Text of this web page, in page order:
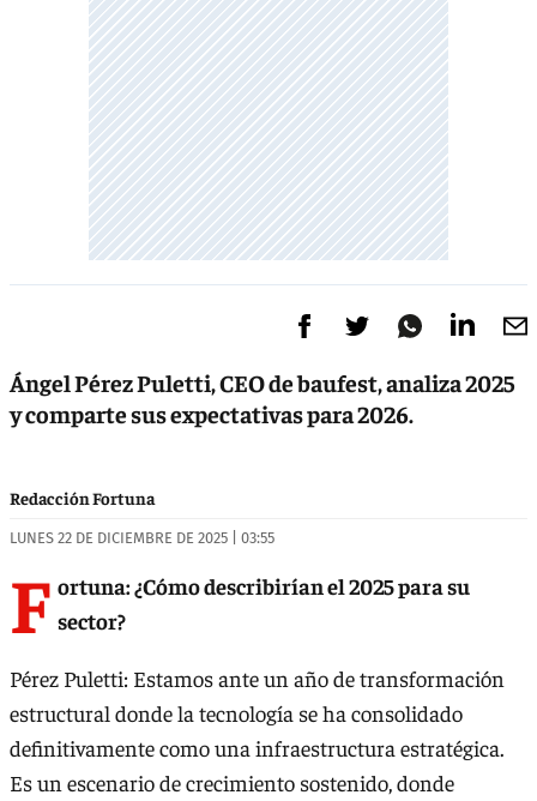
Ángel Pérez Puletti, CEO de baufest, analiza 2025
y comparte sus expectativas para 2026.
Redacción Fortuna
LUNES 22 DE DICIEMBRE DE 2025 | 03:55
F ortuna: ¿Cómo describirían el 2025 para su
sector?
Pérez Puletti: Estamos ante un año de transformación
estructural donde la tecnología se ha consolidado
definitivamente como una infraestructura estratégica.
Es un escenario de crecimiento sostenido, donde